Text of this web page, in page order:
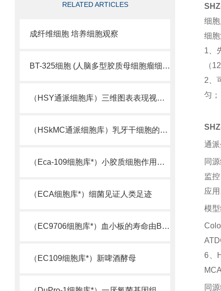
RELATED ARTICLES
成纤维细胞 培养细胞观察
BT-325细胞 (人脑多型胶质母细胞瘤细胞库)
（HSY通派细胞库）三维图表表现视觉细胞活性
（HSkMC通派细胞库）乳牙干细胞的又一来源
（Eca-109细胞库*）小胶质细胞作用机制被揭示
（ECA细胞库*）细菌见证人类足迹
（EC9706细胞库*）血小板的寿命由Bcl-xL决定
（EC109细胞库*）新啤酒酵母
细
细
1、
（
2、
匀；
通
同
监控
应
模
6、
同